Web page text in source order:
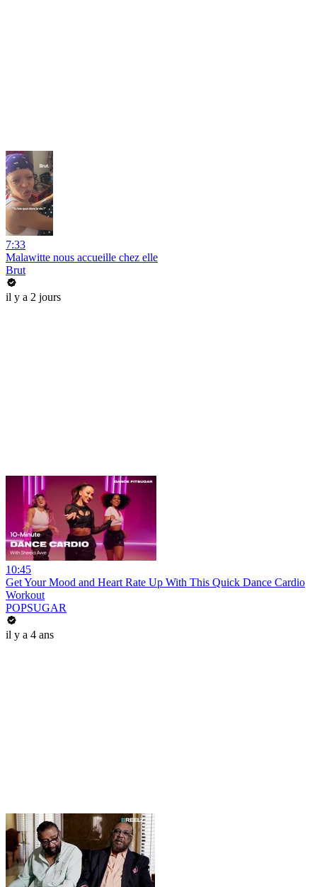
7:33
Malawitte nous accueille chez elle
Brut
il y a 2 jours
10:45
Get Your Mood and Heart Rate Up With This Quick Dance Cardio
Workout
POPSUGAR
il y a 4 ans